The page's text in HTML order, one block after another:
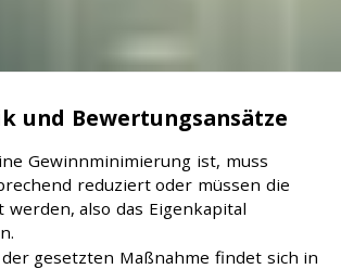
und Bewertungsansätze
Gewinnminimierung ist, muss
reduziert oder müssen die
werden, also das Eigenkapital
gesetzten Maßnahme findet sich in